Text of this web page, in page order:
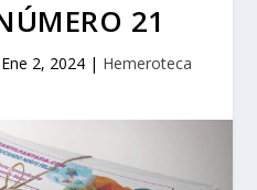
21
Ene 2, 2024 | Hemeroteca